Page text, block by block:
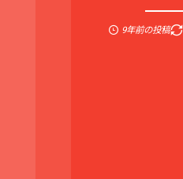
9年前の投稿